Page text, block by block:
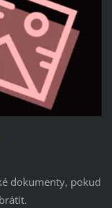
dokumenty, pokud